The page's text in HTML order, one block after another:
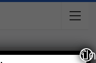
ปิด